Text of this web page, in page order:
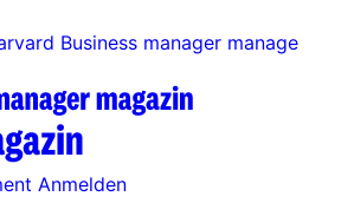
Business manager manage
Anmelden